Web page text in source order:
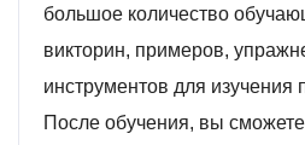
большое количество
викторин, примеров,
инструментов для изучения
После обучения, вы